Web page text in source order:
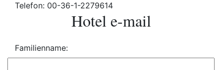
Telefon: 00-36-1-2279614
Hotel e-mail
Familienname: